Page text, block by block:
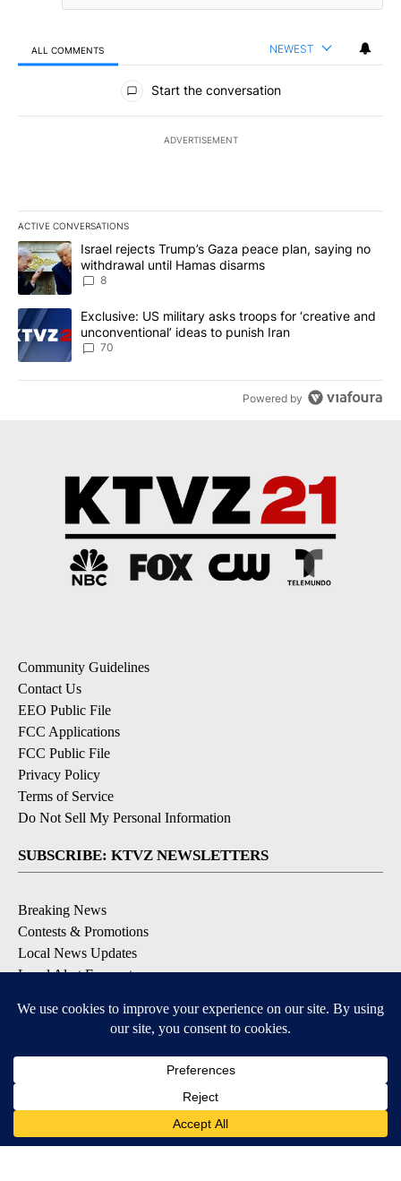
ALL COMMENTS NEWEST
All Comments
Start the conversation
ADVERTISEMENT
ACTIVE CONVERSATIONS
The following is a list of the most commented articles in the last
A trending article titled "Israel rejects Trump’s Gaza peace
Israel rejects Trump’s Gaza peace plan, saying no
withdrawal until Hamas disarms
8
A trending article titled "Exclusive: US military asks troops for
Exclusive: US military asks troops for ‘creative and
unconventional’ ideas to punish Iran
70
Powered by
Community Guidelines
Contact Us
EEO Public File
FCC Applications
FCC Public File
Privacy Policy
Terms of Service
Do Not Sell My Personal Information
SUBSCRIBE: KTVZ NEWSLETTERS
Breaking News
Contests & Promotions
Local News Updates
Local Alert Forecast
DOWNLOAD: KTVZ APPS